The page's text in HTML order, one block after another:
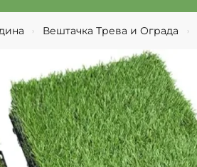
› Вештачка Трева и Ограда ›